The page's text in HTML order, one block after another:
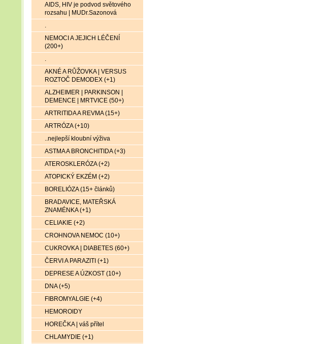
AIDS, HIV je podvod světového
rozsahu | MUDr.Sazonová
.
NEMOCI A JEJICH LÉČENÍ
(200+)
.
AKNÉ A RŮŽOVKA | VERSUS
ROZTOČ DEMODEX (+1)
ALZHEIMER | PARKINSON |
DEMENCE | MRTVICE (50+)
ARTRITIDA A REVMA (15+)
ARTRÓZA (+10)
..nejlepší kloubní výživa
ASTMA A BRONCHITIDA (+3)
ATEROSKLERÓZA (+2)
ATOPICKÝ EKZÉM (+2)
BORELIÓZA (15+ článků)
BRADAVICE, MATEŘSKÁ
ZNAMÉNKA (+1)
CELIAKIE (+2)
CROHNOVA NEMOC (10+)
CUKROVKA | DIABETES (60+)
ČERVI A PARAZITI (+1)
DEPRESE A ÚZKOST (10+)
DNA (+5)
FIBROMYALGIE (+4)
HEMOROIDY
HOREČKA | váš přítel
CHLAMYDIE (+1)